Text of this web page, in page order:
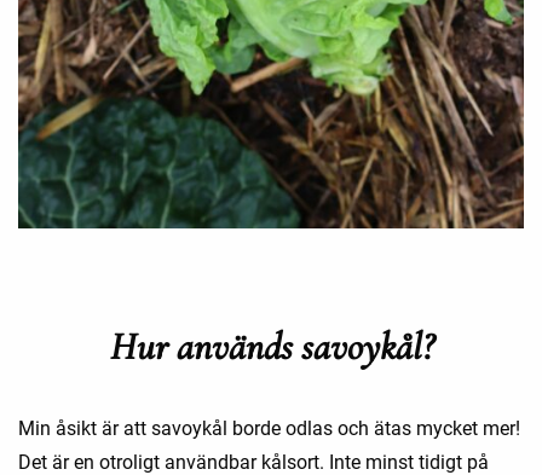
Hur används savoykål?
Min åsikt är att savoykål borde odlas och ätas mycket mer!
Det är en otroligt användbar kålsort. Inte minst tidigt på